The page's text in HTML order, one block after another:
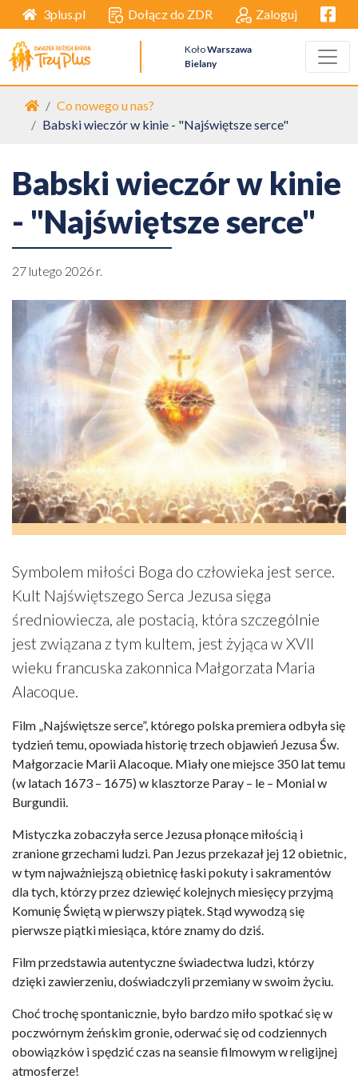
3plus.pl Dołącz do ZDR Zaloguj
KołoWarszawa
Bielany
Strona główna
Co nowego u nas?
Babski wieczór w kinie - "Najświętsze serce"
Babski wieczór w kinie
- "Najświętsze serce"
27 lutego 2026 r.
Symbolem miłości Boga do człowieka jest serce.
Kult Najświętszego Serca Jezusa sięga
średniowiecza, ale postacią, która szczególnie
jest związana z tym kultem, jest żyjąca w XVII
wieku francuska zakonnica Małgorzata Maria
Alacoque.
Film „Najświętsze serce”, którego polska premiera odbyła się
tydzień temu, opowiada historię trzech objawień Jezusa Św.
Małgorzacie Marii Alacoque. Miały one miejsce 350 lat temu
(w latach 1673 – 1675) w klasztorze Paray – le – Monial w
Burgundii.
Mistyczka zobaczyła serce Jezusa płonące miłością i
zranione grzechami ludzi. Pan Jezus przekazał jej 12 obietnic,
w tym najważniejszą obietnicę łaski pokuty i sakramentów
dla tych, którzy przez dziewięć kolejnych miesięcy przyjmą
Komunię Świętą w pierwszy piątek. Stąd wywodzą się
pierwsze piątki miesiąca, które znamy do dziś.
Film przedstawia autentyczne świadectwa ludzi, którzy
dzięki zawierzeniu, doświadczyli przemiany w swoim życiu.
Choć trochę spontanicznie, było bardzo miło spotkać się w
poczwórnym żeńskim gronie, oderwać się od codziennych
obowiązków i spędzić czas na seansie filmowym w religijnej
atmosferze!